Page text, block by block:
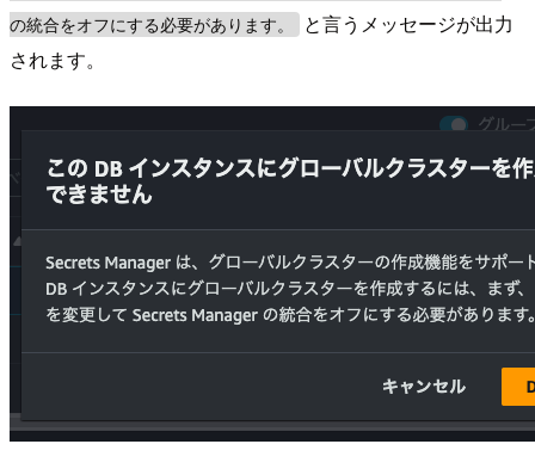
の統合をオフにする必要があります。
と言うメッセージが出力
されます。